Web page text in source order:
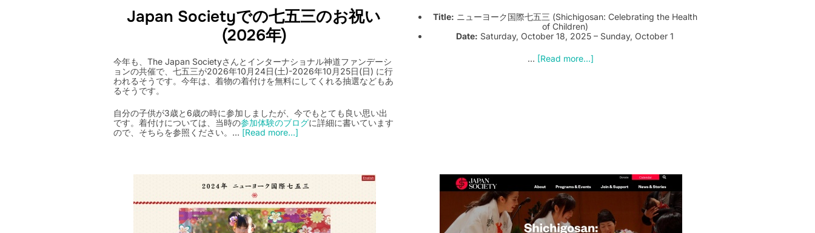
Japan Societyでの七五三のお祝い
(2026年)
今年も、The Japan Societyさんとインターナショナル神道ファンデーシ
ョンの共催で、七五三が2026年10月24日(土)-2026年10月25日(日) に行
われるそうです。今年は、着物の着付けを無料にしてくれる抽選などもあ
るそうです。
自分の子供が3歳と6歳の時に参加しましたが、今でもとても良い思い出
です。着付けについては、当時の参加体験のブログに詳細に書いています
ので、そちらを参照ください。… [Read more...]
Title: ニューヨーク国際七五三 (Shichigosan: Celebrating the Health
of Children)
Date: Saturday, October 18, 2025 – Sunday, October 1
… [Read more...]